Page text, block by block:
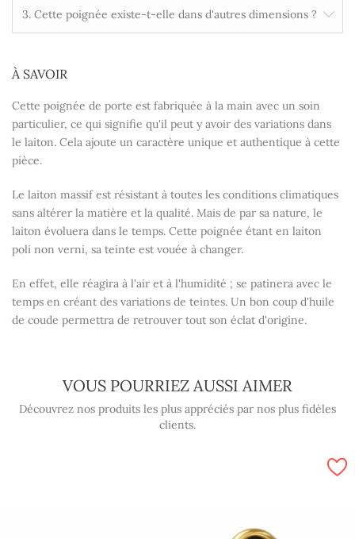
3. Cette poignée existe-t-elle dans d'autres dimensions ?
À SAVOIR
Cette poignée de porte est fabriquée à la main avec un soin
particulier, ce qui signifie qu'il peut y avoir des variations dans
le laiton. Cela ajoute un caractère unique et authentique à cette
pièce.
Le laiton massif est résistant à toutes les conditions climatiques
sans altérer la matière et la qualité. Mais de par sa nature, le
laiton évoluera dans le temps. Cette poignée étant en laiton
poli non verni, sa teinte est vouée à changer.
En effet, elle réagira à l'air et à l'humidité ; se patinera avec le
temps en créant des variations de teintes. Un bon coup d'huile
de coude permettra de retrouver tout son éclat d'origine.
VOUS POURRIEZ AUSSI AIMER
Découvrez nos produits les plus appréciés par nos plus fidèles
clients.